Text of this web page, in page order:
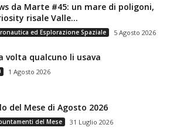
da Marte #45: un mare di poligoni,
risale Valle...
ed Esplorazione Spaziale 5 Agosto 2026
volta qualcuno li usava
1 Agosto 2026
del Mese di Agosto 2026
del Mese 31 Luglio 2026